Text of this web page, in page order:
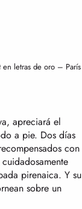
en letras de oro – París
apreciará el
a pie. Dos días
con
pirenaica. Y su
sobre un